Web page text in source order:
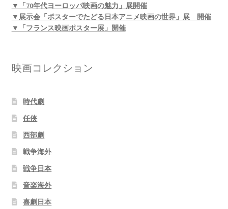
▼「70年代ヨーロッパ映画の魅力」展開催
▼展示会「ポスターでたどる日本アニメ映画の世界」展 開催
▼「フランス映画ポスター展」開催
映画コレクション
時代劇
任侠
西部劇
戦争海外
戦争日本
音楽海外
喜劇日本